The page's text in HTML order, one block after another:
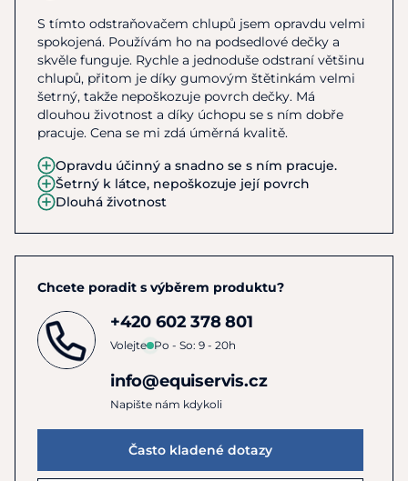
S tímto odstraňovačem chlupů jsem opravdu velmi
spokojená. Používám ho na podsedlové dečky a
skvěle funguje. Rychle a jednoduše odstraní většinu
chlupů, přitom je díky gumovým štětinkám velmi
šetrný, takže nepoškozuje povrch dečky. Má
dlouhou životnost a díky úchopu se s ním dobře
pracuje. Cena se mi zdá úměrná kvalitě.
Opravdu účinný a snadno se s ním pracuje.
Šetrný k látce, nepoškozuje její povrch
Dlouhá životnost
Chcete poradit s výběrem produktu?
+420 602 378 801
Volejte Po - So: 9 - 20h
info@equiservis.cz
Napište nám kdykoli
Často kladené dotazy